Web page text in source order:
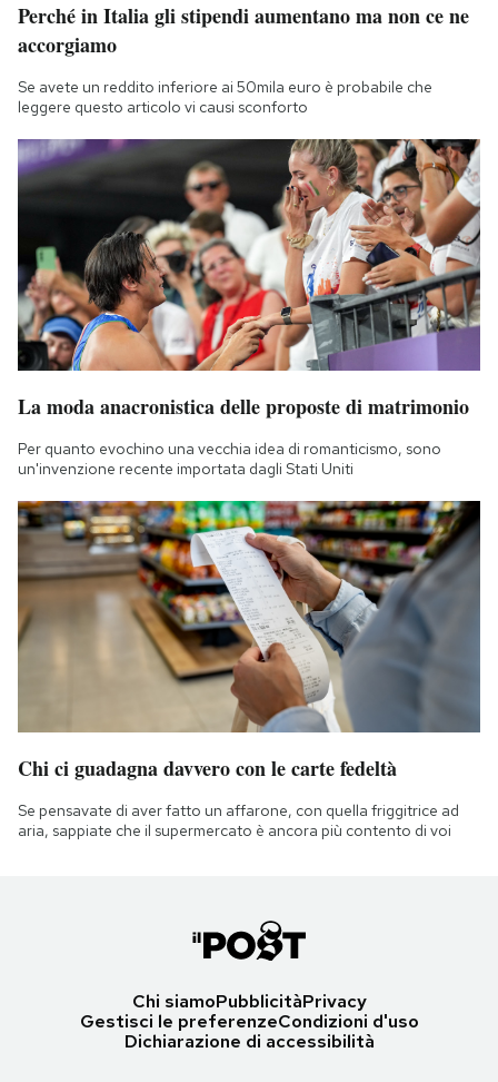
Perché in Italia gli stipendi aumentano ma non ce ne
accorgiamo
Se avete un reddito inferiore ai 50mila euro è probabile che
leggere questo articolo vi causi sconforto
La moda anacronistica delle proposte di matrimonio
Per quanto evochino una vecchia idea di romanticismo, sono
un'invenzione recente importata dagli Stati Uniti
Chi ci guadagna davvero con le carte fedeltà
Se pensavate di aver fatto un affarone, con quella friggitrice ad
aria, sappiate che il supermercato è ancora più contento di voi
Chi siamoPubblicitàPrivacy
Gestisci le preferenzeCondizioni d'uso
Dichiarazione di accessibilità